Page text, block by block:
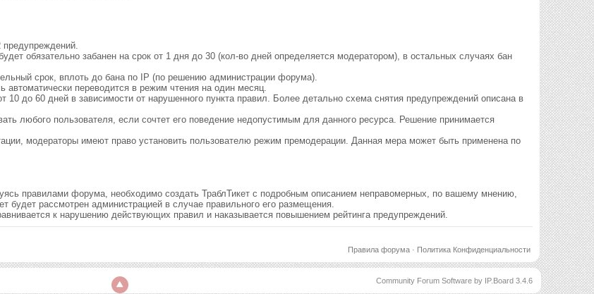
предупреждений.
обязательно забанен на срок от 1 дня до 30 (кол-во дней определяется модератором), в остальных случаях бан
срок, вплоть до бана по IP (по решению администрации форума).
автоматически переводится в режим чтения на один месяц.
10 до 60 дней в зависимости от нарушенного пункта правил. Более детально схема снятия предупреждений описана в
любого пользователя, если сочтет его поведение недопустимым для данного ресурса. Решение принимается
модераторы имеют право установить пользователю режим премодерации. Данная мера может быть применена по
правилами форума, необходимо создать ТраблТикет с подробным описанием неправомерных, по вашему мнению,
будет рассмотрен администрацией в случае правильного его размещения.
к нарушению действующих правил и наказывается повышением рейтинга предупреждений.
Политика Конфиденциальности
Правила форума·
Community Forum Software by IP.Board 3.4.6